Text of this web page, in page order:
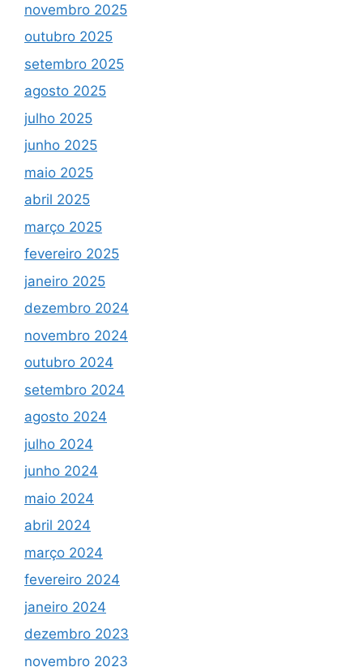
novembro 2025
outubro 2025
setembro 2025
agosto 2025
julho 2025
junho 2025
maio 2025
abril 2025
março 2025
fevereiro 2025
janeiro 2025
dezembro 2024
novembro 2024
outubro 2024
setembro 2024
agosto 2024
julho 2024
junho 2024
maio 2024
abril 2024
março 2024
fevereiro 2024
janeiro 2024
dezembro 2023
novembro 2023